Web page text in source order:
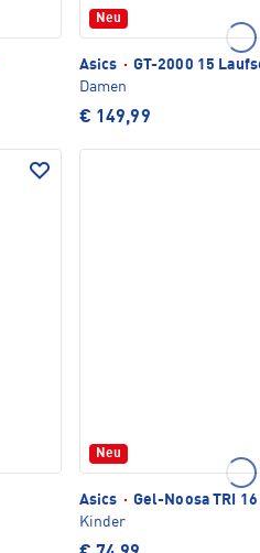
Neu
Asics · GT-2000 15
Damen
€ 149,99
Neu
Asics · Gel-Noosa TRI
Kinder